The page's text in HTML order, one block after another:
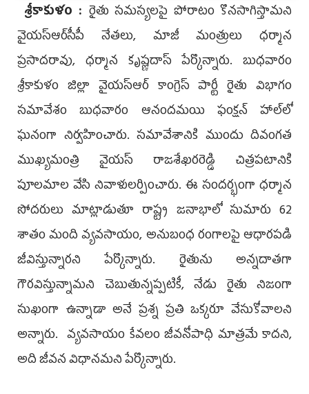
శ్రీకాకుళం : రైతు సమస్యలపై పోరాటం కొనసాగిస్తామ‌ని
వైయ‌స్ఆర్‌సీపీ నేత‌లు, మాజీ మంత్రులు ధర్మాన
ప్రసాదరావు, ధ‌ర్మాన కృష్ణ‌దాస్ పేర్కొన్నారు. బుధ‌వారం
శ్రీకాకుళం జిల్లా వైయ‌స్ఆర్ కాంగ్రెస్ పార్టీ రైతు విభాగం
సమావేశం బుధవారం ఆనందమయి ఫంక్షన్ హాల్‌లో
ఘనంగా నిర్వహించారు. సమావేశానికి ముందు దివంగ‌త
ముఖ్య‌మంత్రి వైయ‌స్ రాజ‌శేఖ‌ర‌రెడ్డి చిత్రపటానికి
పూలమాల వేసి నివాళులర్పించారు. ఈ సంద‌ర్భంగా ధ‌ర్మాన
సోద‌రులు మాట్లాడుతూ రాష్ట్ర జనాభాలో సుమారు 62
శాతం మంది వ్యవసాయం, అనుబంధ రంగాలపై ఆధారపడి
జీవిస్తున్నారని పేర్కొన్నారు. రైతును అన్నదాతగా
గౌరవిస్తున్నామని చెబుతున్నప్పటికీ, నేడు రైతు నిజంగా
సుఖంగా ఉన్నాడా అనే ప్రశ్న ప్రతి ఒక్కరూ వేసుకోవాలని
అన్నారు. వ్యవసాయం కేవలం జీవనోపాధి మాత్రమే కాదని,
అది జీవన విధానమని పేర్కొన్నారు.